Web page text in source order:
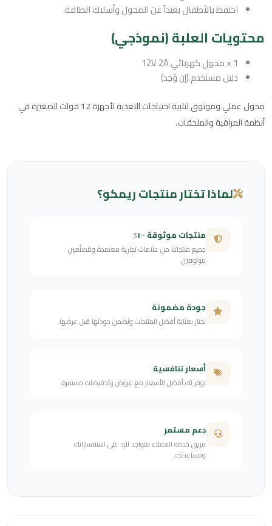
احتفظ بالأطفال بعيداً عن المحول وأسلاك الطاقة.
محتويات العلبة (نموذجي)
1 × محول كهربائي 12V 2A
دليل مستخدم (إن وُجد)
محول عملي وموثوق لتلبية احتياجات التغذية لأجهزة 12 فولت الصغيرة في
أنظمة المراقبة والملحقات.
لماذا تختار منتجات ريمكو؟
منتجات موثوقة ١٠٠٪
جميع منتجاتنا من علامات تجارية معتمدة ومُصنّعين
موثوقين.
جودة مضمونة
نختار بعناية أفضل المنتجات ونضمن جودتها قبل عرضها.
أسعار تنافسية
نوفر لك أفضل الأسعار مع عروض وتخفيضات مستمرة.
دعم مستمر
فريق خدمة العملاء متواجد للرد على استفساراتك
ومساعدتك.